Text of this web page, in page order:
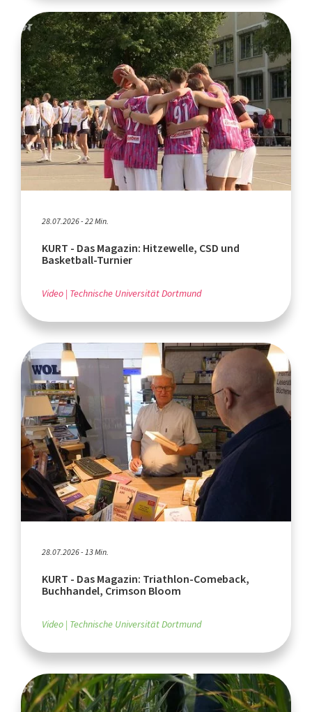
28.07.2026 - 22 Min.
KURT - Das Magazin: Hitzewelle, CSD und
Basketball-Turnier
Video Technische Universität Dortmund
28.07.2026 - 13 Min.
KURT - Das Magazin: Triathlon-Comeback,
Buchhandel, Crimson Bloom
Video Technische Universität Dortmund